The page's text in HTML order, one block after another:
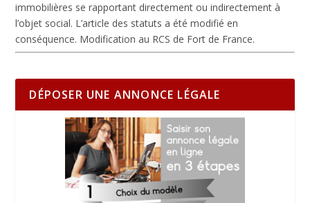
immobilières se rapportant directement ou indirectement à
l’objet social. L’article des statuts a été modifié en
conséquence. Modification au RCS de Fort de France.
DÉPOSER UNE ANNONCE LÉGALE